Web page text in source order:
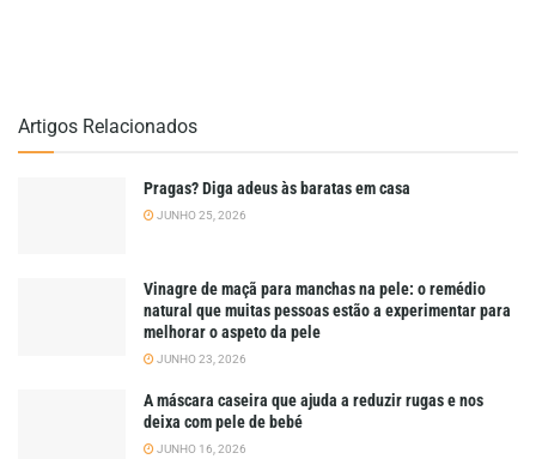
Artigos Relacionados
Pragas? Diga adeus às baratas em casa
JUNHO 25, 2026
Vinagre de maçã para manchas na pele: o remédio
natural que muitas pessoas estão a experimentar para
melhorar o aspeto da pele
JUNHO 23, 2026
A máscara caseira que ajuda a reduzir rugas e nos
deixa com pele de bebé
JUNHO 16, 2026